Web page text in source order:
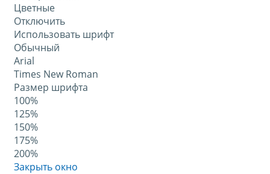
Цветные
Отключить
Использовать шрифт
Обычный
Arial
Times New Roman
Размер шрифта
100%
125%
150%
175%
200%
Закрыть окно